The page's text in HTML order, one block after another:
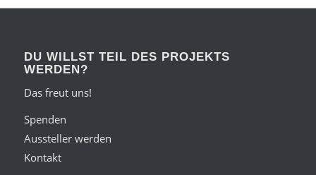
DU WILLST TEIL DES PROJEKTS
WERDEN?
Das freut uns!
Spenden
Aussteller werden
Kontakt